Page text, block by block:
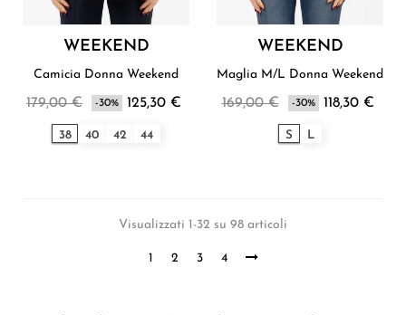
WEEKEND
Camicia Donna Weekend
179,00 € -30% 125,30 €
38 40 42 44
WEEKEND
Maglia M/L Donna Weekend
169,00 € -30% 118,30 €
S L
Visualizzati 1-32 su 98 articoli
1 2 3 4